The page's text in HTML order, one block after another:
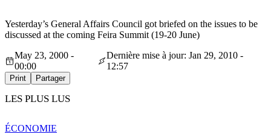
Yesterday’s General Affairs Council got briefed on the issues to be
discussed at the coming Feira Summit (19-20 June)
May 23, 2000 -
00:00
Dernière mise à jour: Jan 29, 2010 -
12:57
Print Partager
LES PLUS LUS
ÉCONOMIE